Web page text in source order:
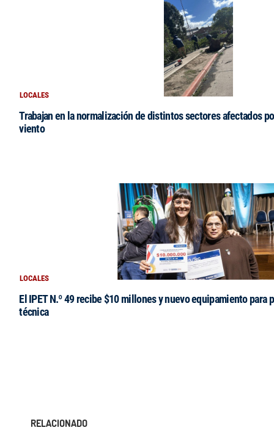
LOCALES
Trabajan en la normalización de distintos sectores afectados
viento
LOCALES
El IPET N.º 49 recibe $10 millones y nuevo equipamiento para
técnica
RELACIONADO